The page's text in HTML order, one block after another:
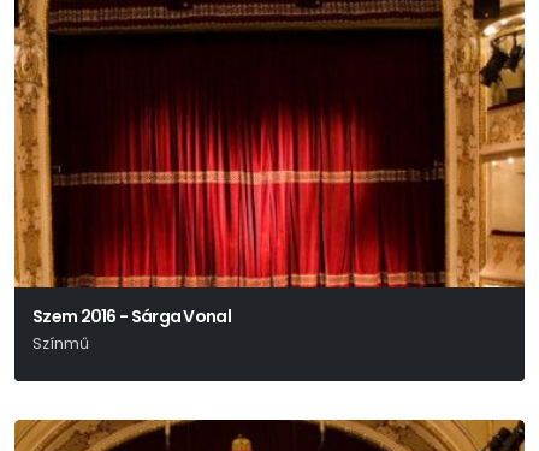
Szem 2016 - Sárga Vonal
Színmű